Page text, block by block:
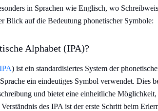
in Sprachen wie Englisch, wo
Blick auf die Bedeutung phonetischer Symbole:
Alphabet (IPA)?
) ist ein standardisiertes System der
ein eindeutiges Symbol verwendet. Dies
und bietet eine einheitliche Möglichkeit,
des IPA ist der erste Schritt beim